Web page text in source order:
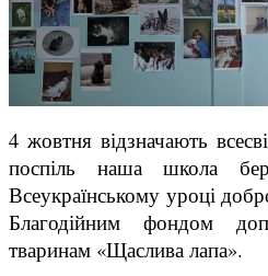
4 жовтня відзначають
поспіль наша школа
Всеукраїнському уроці
Благодійним фондом
тваринам «Щаслива лапа».